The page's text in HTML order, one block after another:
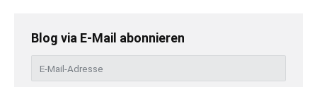
Blog via E-Mail abonnieren